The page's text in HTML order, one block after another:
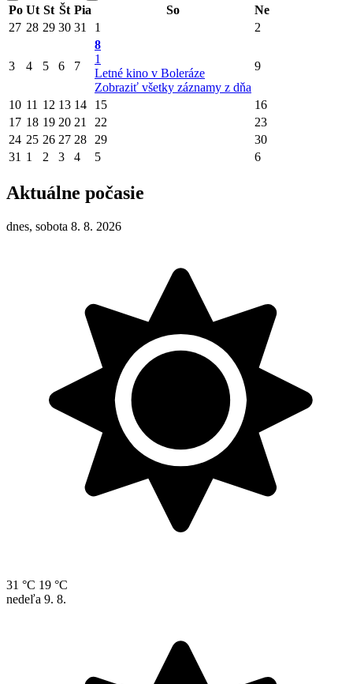
Po Ut St Št Pia So
Ne
27 28 29 30 31 1 2
3 4 5 6 7
8
1
Letné kino v Boleráze
Zobraziť všetky záznamy z dňa
9
10 11 12 13 14 15
16
17 18 19 20 21 22
23
24 25 26 27 28 29
30
31 1 2 3 4 5 6
Aktuálne počasie
dnes, sobota 8. 8. 2026
31 °C 19 °C
nedeľa 9. 8.